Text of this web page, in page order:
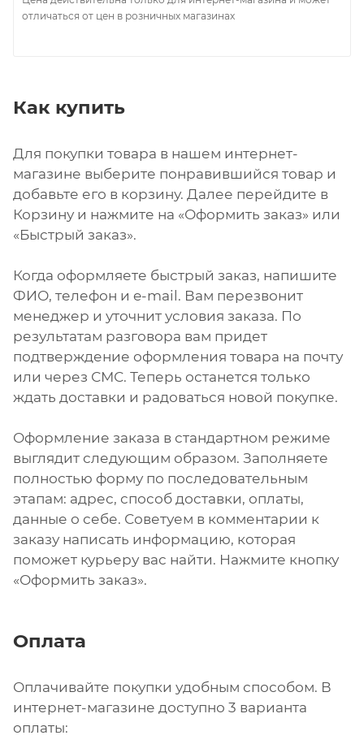
отличаться от цен в розничных магазинах
Как купить
Для покупки товара в нашем интернет-
магазине выберите понравившийся товар и
добавьте его в корзину. Далее перейдите в
Корзину и нажмите на «Оформить заказ» или
«Быстрый заказ».
Когда оформляете быстрый заказ, напишите
ФИО, телефон и e-mail. Вам перезвонит
менеджер и уточнит условия заказа. По
результатам разговора вам придет
подтверждение оформления товара на почту
или через СМС. Теперь останется только
ждать доставки и радоваться новой покупке.
Оформление заказа в стандартном режиме
выглядит следующим образом. Заполняете
полностью форму по последовательным
этапам: адрес, способ доставки, оплаты,
данные о себе. Советуем в комментарии к
заказу написать информацию, которая
поможет курьеру вас найти. Нажмите кнопку
«Оформить заказ».
Оплата
Оплачивайте покупки удобным способом. В
интернет-магазине доступно 3 варианта
оплаты: